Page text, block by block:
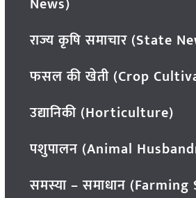
राज्य कृषि समाचार (State
फसल की खेती (Crop
उद्यानिकी (Horticulture)
पशुपालन (Animal
समस्या – समाधान